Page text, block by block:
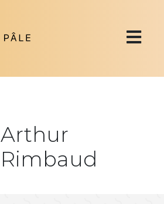
Arthur
Rimbaud